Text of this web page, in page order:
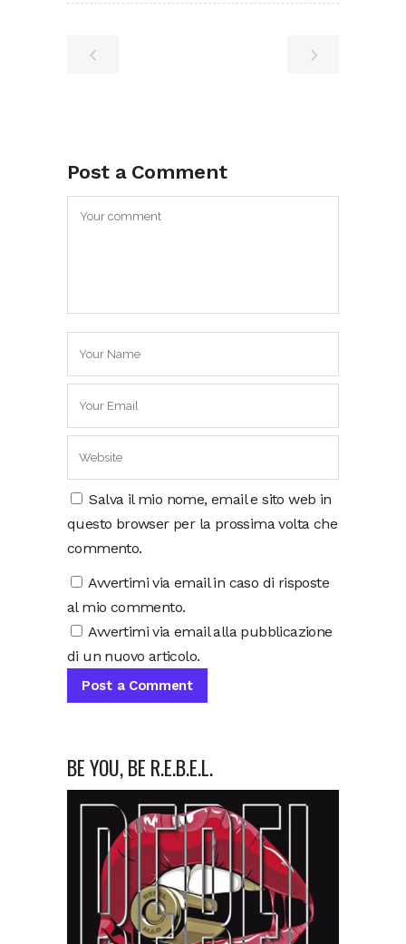
Post a Comment
Salva il mio nome, email e sito web in
questo browser per la prossima volta che
commento.
Avvertimi via email in caso di risposte
al mio commento.
Avvertimi via email alla pubblicazione
di un nuovo articolo.
BE YOU, BE R.E.B.E.L.